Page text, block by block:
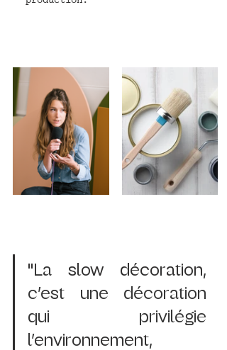
" La slow décoration,
c’est une décoration
qui privilégie
l’environnement,